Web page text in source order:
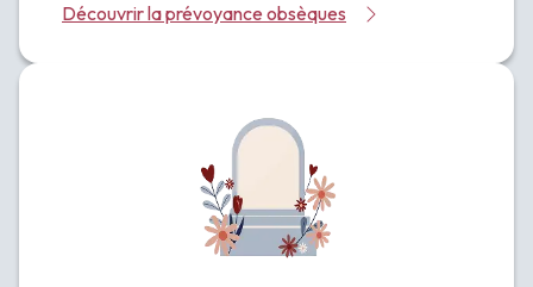
Découvrir la prévoyance obsèques